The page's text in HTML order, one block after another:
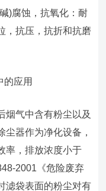
)腐蚀，抗氧化：耐
，抗压，抗折和抗磨
的应用
烟气中含有粉尘以及
器作为净化设备，
率，排放浓度小于
2001《危险废弃
滤袋表面的粉尘对有